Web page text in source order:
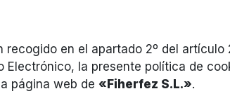
en el apartado 2º del
Electrónico, la presente política de
página web de «Fiherfez S.L.».